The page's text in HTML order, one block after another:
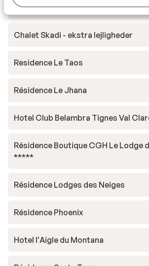
Hotel Voulezvous
Chalet Skadi - ekstra lejligheder
Residence Le Taos
Résidence Le Jhana
Hotel Club Belambra Tignes Val
Résidence Boutique CGH Le Lodge
*****
Résidence Lodges des Neiges
Résidence Phoenix
Hotel l'Aigle du Montana